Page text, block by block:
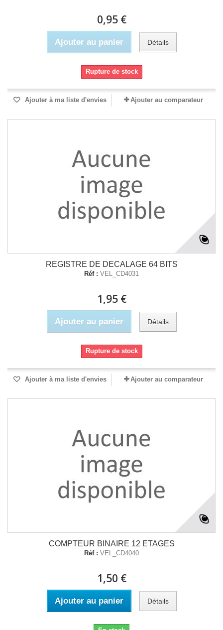
0,95 €
Ajouter au panier Détails
Rupture de stock
Ajouter à ma liste d'envies Ajouter au comparateur
REGISTRE DE DECALAGE 64 BITS
Réf : VEL_CD4031
1,95 €
Ajouter au panier Détails
Rupture de stock
Ajouter à ma liste d'envies Ajouter au comparateur
COMPTEUR BINAIRE 12 ETAGES
Réf : VEL_CD4040
1,50 €
Ajouter au panier Détails